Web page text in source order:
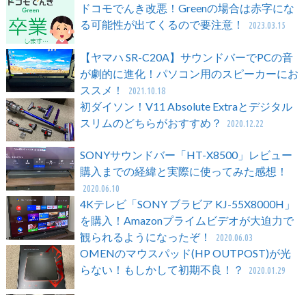
ドコモでんき改悪！Greenの場合は赤字にな
る可能性が出てくるので要注意！
2023.03.15
【ヤマハ SR-C20A】サウンドバーでPCの音
が劇的に進化！パソコン用のスピーカーにお
ススメ！
2021.10.18
初ダイソン！V11 Absolute Extraとデジタル
スリムのどちらがおすすめ？
2020.12.22
SONYサウンドバー「HT-X8500」レビュー
購入までの経緯と実際に使ってみた感想！
2020.06.10
4Kテレビ「SONY ブラビア KJ-55X8000H」
を購入！Amazonプライムビデオが大迫力で
観られるようになったぞ！
2020.06.03
OMENのマウスパッド(HP OUTPOST)が光
らない！もしかして初期不良！？
2020.01.29